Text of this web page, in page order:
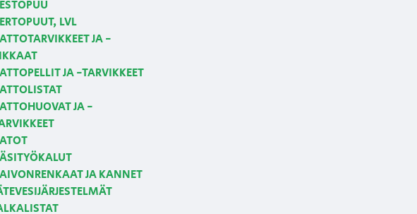
LVL
JA -
JA -TARVIKKEET
JA -
JA KANNET